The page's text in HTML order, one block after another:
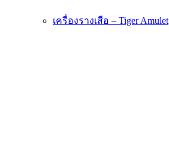
เครื่องรางเสือ – Tiger Amulet